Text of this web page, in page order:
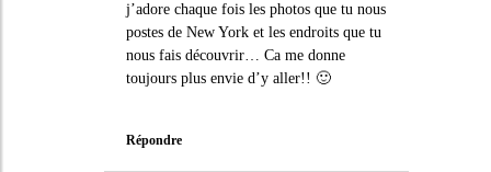
j’adore chaque fois les photos que tu nous
postes de New York et les endroits que tu
nous fais découvrir… Ca me donne
toujours plus envie d’y aller!! 🙂
Répondre